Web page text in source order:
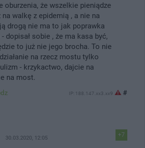
oburzenia, że wszelkie pieniądze
na walkę z epidemią , a nie na
drogą nie ma to jak poprawka
dopisał sobie , że ma kasa być,
to już nie jego brocha. To nie
na rzecz mostu tylko
- krzykactwo, dajcie na
na most.
IP: 188.147.xx3.xx9 #
+7
30.03.2020, 12:05